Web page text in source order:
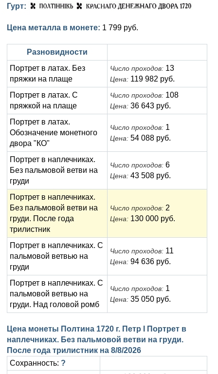
Альбертусталер
Золото
Серебро
Медь
Для Речи Посполитой
Гурт:
Цена металла в монете: 1 799 руб.
Разновидности
Портрет в латах. Без
пряжки на плаще
Число проходов: 13
Цена: 119 982 руб.
Портрет в латах. С
пряжкой на плаще
Число проходов: 108
Цена: 36 643 руб.
Портрет в латах.
Обозначение монетного
двора "КО"
Число проходов: 1
Цена: 54 088 руб.
Портрет в наплечниках.
Без пальмовой ветви на
груди
Число проходов: 6
Цена: 43 508 руб.
Портрет в наплечниках.
Без пальмовой ветви на
груди. После года
трилистник
Число проходов: 2
Цена: 130 000 руб.
Портрет в наплечниках. С
пальмовой ветвью на
груди
Число проходов: 11
Цена: 94 636 руб.
Портрет в наплечниках. С
пальмовой ветвью на
груди. Над головой ромб
Число проходов: 1
Цена: 35 050 руб.
Цена монеты Полтина 1720 г. Петр I Портрет в
наплечниках. Без пальмовой ветви на груди.
После года трилистник на 8/8/2026
Сохранность: ?